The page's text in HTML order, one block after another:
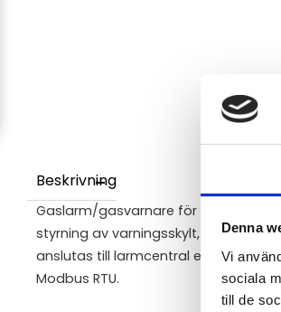
Denna
Vi
sociala
till de
Beskrivning
Gaslarm/gasvarnare för NH3
styrning av varningsskylt, blixtljus,
anslutas till larmcentral eller annat
Modbus RTU.